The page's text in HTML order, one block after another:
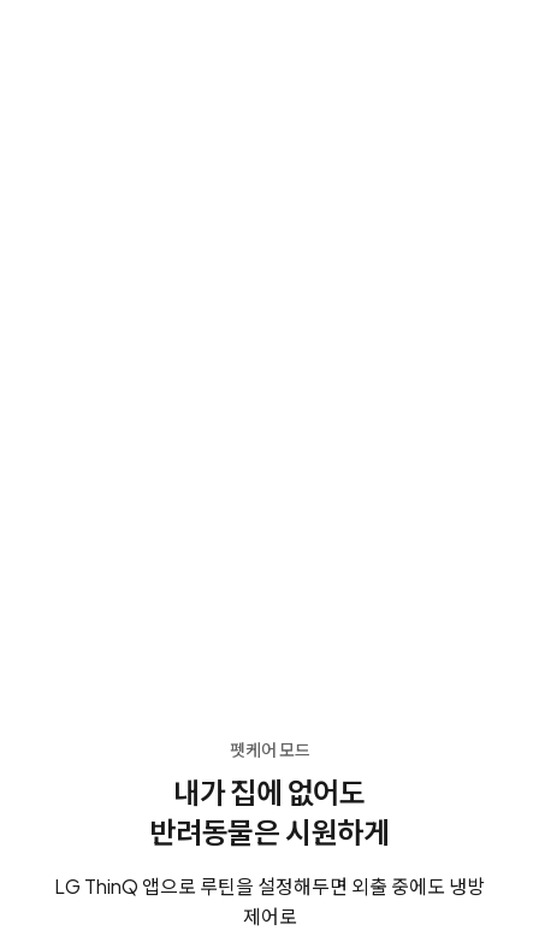
펫케어 모드
내가 집에 없어도
반려동물은 시원하게
LG ThinQ 앱으로 루틴을 설정해두면 외출 중에도 냉방
제어로